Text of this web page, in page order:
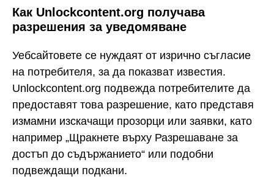
Как Unlockcontent.org получава
разрешения за уведомяване
Уебсайтовете се нуждаят от изрично съгласие
на потребителя, за да показват известия.
Unlockcontent.org подвежда потребителите да
предоставят това разрешение, като представя
измамни изскачащи прозорци или заявки, като
например „Щракнете върху Разрешаване за
достъп до съдържанието“ или подобни
подвеждащи подкани.